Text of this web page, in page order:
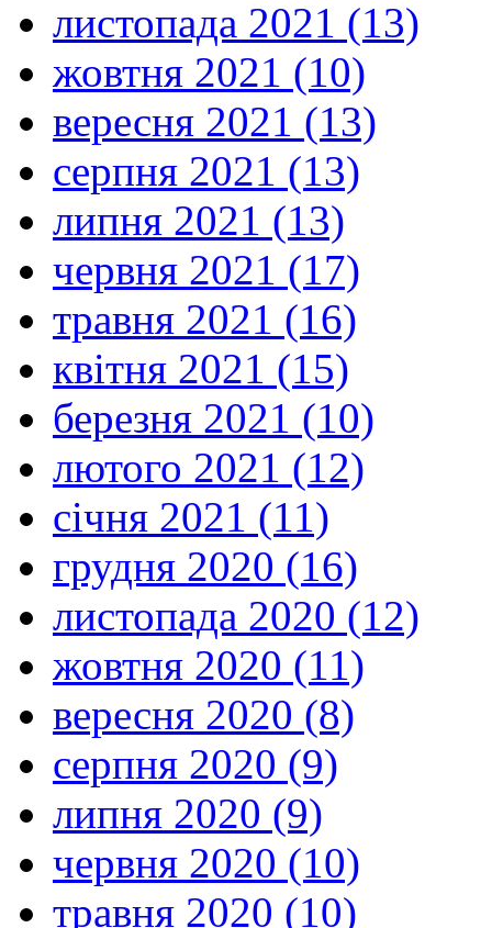
листопада 2021 (13)
жовтня 2021 (10)
вересня 2021 (13)
серпня 2021 (13)
липня 2021 (13)
червня 2021 (17)
травня 2021 (16)
квітня 2021 (15)
березня 2021 (10)
лютого 2021 (12)
січня 2021 (11)
грудня 2020 (16)
листопада 2020 (12)
жовтня 2020 (11)
вересня 2020 (8)
серпня 2020 (9)
липня 2020 (9)
червня 2020 (10)
травня 2020 (10)